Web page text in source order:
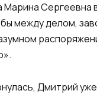
Марина Сергеевна
между делом,
Дмитрий